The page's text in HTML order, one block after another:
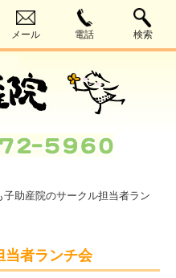
メール 電話 検索
子助産院のサークル担当者ラン
当者ランチ会